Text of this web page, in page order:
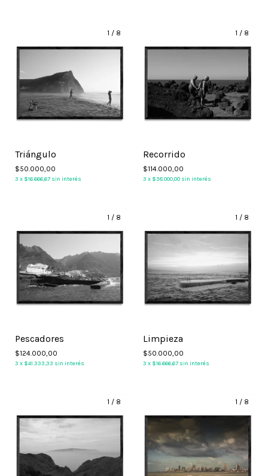
1 / 8
Triángulo
$50.000,00
3 x $16.666,67 sin interés
1 / 8
Recorrido
$114.000,00
3 x $38.000,00 sin interés
1 / 8
Pescadores
$124.000,00
3 x $41.333,33 sin interés
1 / 8
Limpieza
$50.000,00
3 x $16.666,67 sin interés
1 / 8 1 / 8